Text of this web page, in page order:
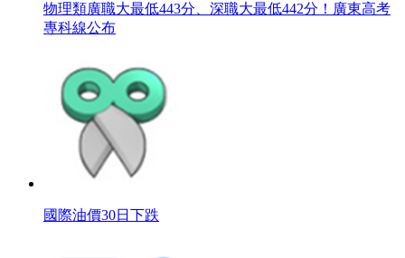
物理類廣職大最低443分、深職大最低442分！廣東高考
專科線公布
國際油價30日下跌